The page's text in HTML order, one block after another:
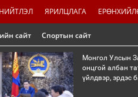
НИЙТЛЭЛ ЯРИЛЦЛАГА
сайт Спортын сайт
Монгол Улсын
онцгой албан
үйлдвэр, эрдэс